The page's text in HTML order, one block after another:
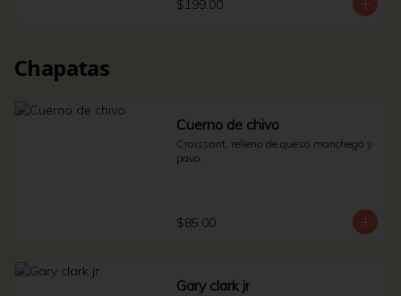
$199.00
Chapatas
Cuerno de chivo
Croissant, relleno de queso manchego y
pavo.
$85.00
Gary clark jr